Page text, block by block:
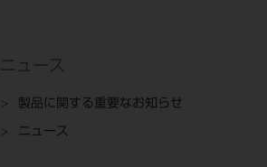
ニュース
製品に関する重要なお知らせ
ニュース